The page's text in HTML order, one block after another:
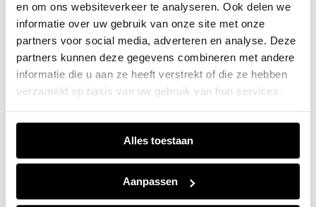
en om ons websiteverkeer te analyseren. Ook delen we
informatie over uw gebruik van onze site met onze
partners voor social media, adverteren en analyse. Deze
partners kunnen deze gegevens combineren met andere
informatie die u aan ze heeft verstrekt of die ze hebben
verzameld op basis van uw gebruik van hun services.
Alles toestaan
Aanpassen
Application error: a client-side exception has occurred while
loadingwww.jvk.nl(see the browser consolefor more
information).